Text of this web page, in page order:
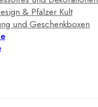
& Pfälzer Kult
und Geschenkboxen